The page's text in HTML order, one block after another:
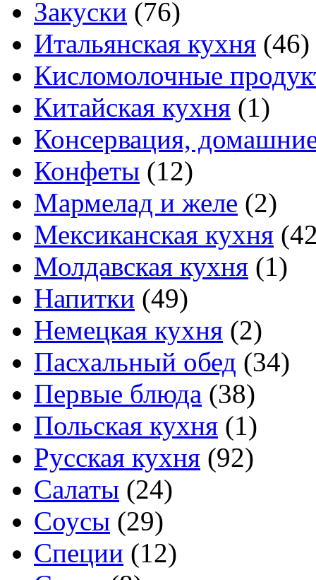
Закуски (76)
Итальянская кухня (46)
Кисломолочные
Китайская кухня (1)
Консервация,
Конфеты (12)
Мармелад и желе (2)
Мексиканская кухня
Молдавская кухня (1)
Напитки (49)
Немецкая кухня (2)
Пасхальный обед (34)
Первые блюда (38)
Польская кухня (1)
Русская кухня (92)
Салаты (24)
Соусы (29)
Специи (12)